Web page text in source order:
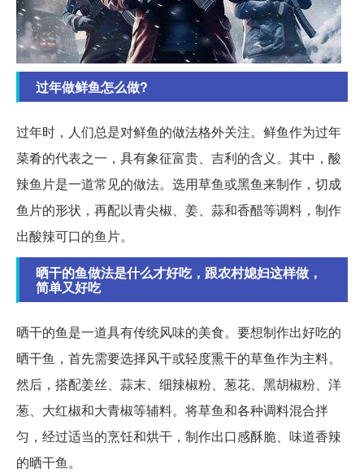
过年做鲜鱼怎么做?
过年时，人们总是对鲜鱼的做法格外关注。鲜鱼作为过年
菜肴的代表之一，具有象征富贵、吉利的含义。其中，酸
辣鱼片是一道常见的做法。选用草鱼或黑鱼来制作，切成
鱼片的形状，再配以青尖椒、姜、蒜和香醋等调料，制作
出酸辣可口的鱼片。
晒干的鱼做法是什么才好吃，跟农村媳妇这样做，
简单又好吃
晒干的鱼是一道具有传统风味的美食。要想制作出好吃的
晒干鱼，首先需要选择风干或轻度熏干的草鱼作为主料。
然后，搭配姜丝、蒜末、细辣椒粉、葱花、黑胡椒粉、洋
葱、大红椒和大青椒等辅料。将草鱼和各种调料混合拌
匀，经过适当的烹饪和烘干，制作出口感酥脆、味道香辣
的晒干鱼。